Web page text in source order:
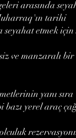
arasında
tarihi
etmek için
ve manzaralı bir
yanı sıra
yerel araç